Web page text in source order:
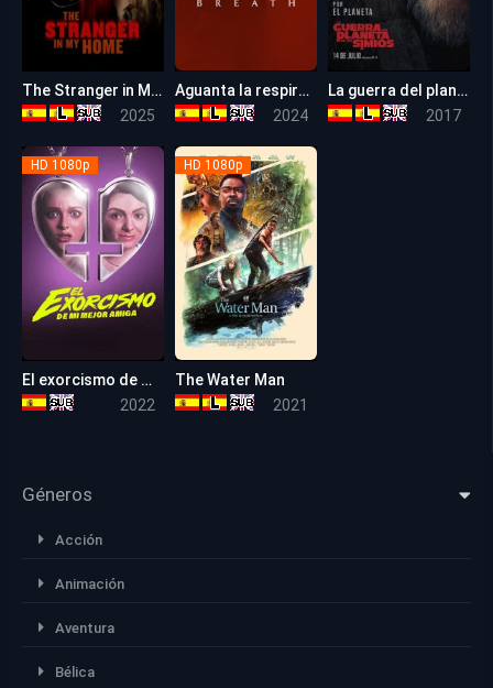
The Stranger in My Home
2025
Aguanta la respiración (Hold Your Breath)
2024
La guerra del planeta de los simios
2017
HD 1080p
El exorcismo de mi mejor amiga
2022
HD 1080p
The Water Man
2021
Géneros
Acción
Animación
Aventura
Bélica